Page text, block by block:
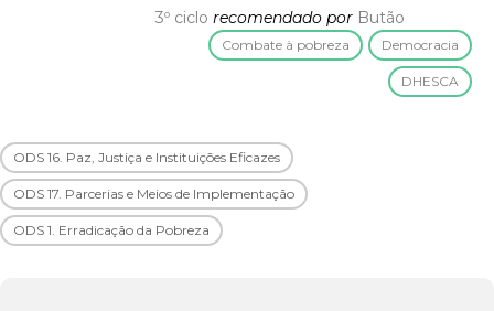
3º ciclo recomendado por Butão
Combate à pobreza Democracia
DHESCA
ODS 16. Paz, Justiça e Instituições Eficazes
ODS 17. Parcerias e Meios de Implementação
ODS 1. Erradicação da Pobreza